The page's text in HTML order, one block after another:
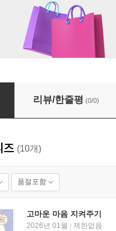
기
리뷰/한줄평 (0/0)
즈 (10개)
품절포함
고마운 마음 지켜주기
2026년 01월
제한없음